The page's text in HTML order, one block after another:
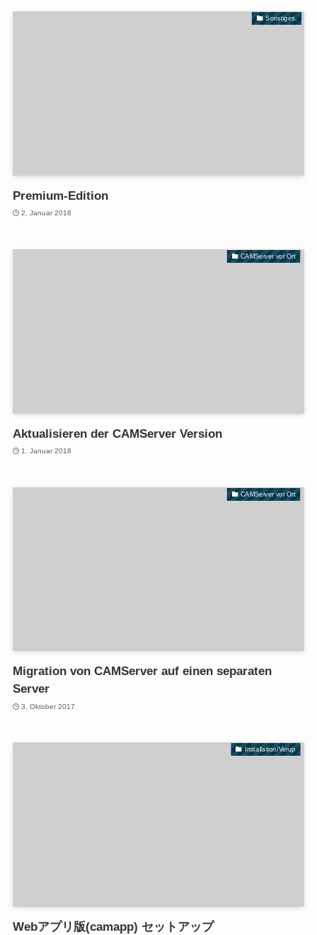
Sonstiges.
Premium-Edition
2. Januar 2018
CAMServer vor Ort
Aktualisieren der CAMServer Version
1. Januar 2018
CAMServer vor Ort
Migration von CAMServer auf einen separaten
Server
3. Oktober 2017
Installation/Verup
Webアプリ版(camapp) セットアップ